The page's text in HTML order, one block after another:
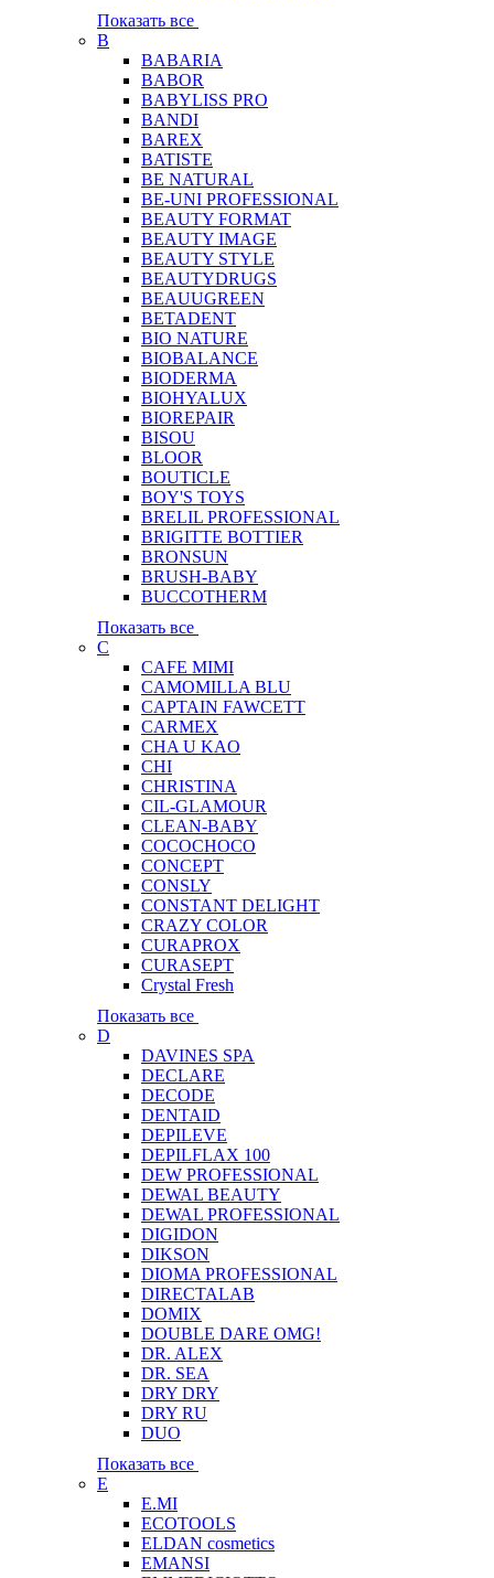
Показать все
B
BABARIA
BABOR
BABYLISS PRO
BANDI
BAREX
BATISTE
BE NATURAL
BE-UNI PROFESSIONAL
BEAUTY FORMAT
BEAUTY IMAGE
BEAUTY STYLE
BEAUTYDRUGS
BEAUUGREEN
BETADENT
BIO NATURE
BIOBALANCE
BIODERMA
BIOHYALUX
BIOREPAIR
BISOU
BLOOR
BOUTICLE
BOY'S TOYS
BRELIL PROFESSIONAL
BRIGITTE BOTTIER
BRONSUN
BRUSH-BABY
BUCCOTHERM
Показать все
C
CAFE MIMI
CAMOMILLA BLU
CAPTAIN FAWCETT
CARMEX
CHA U KAO
CHI
CHRISTINA
CIL-GLAMOUR
CLEAN-BABY
COCOCHOCO
CONCEPT
CONSLY
CONSTANT DELIGHT
CRAZY COLOR
CURAPROX
CURASEPT
Crystal Fresh
Показать все
D
DAVINES SPA
DECLARE
DECODE
DENTAID
DEPILEVE
DEPILFLAX 100
DEW PROFESSIONAL
DEWAL BEAUTY
DEWAL PROFESSIONAL
DIGIDON
DIKSON
DIOMA PROFESSIONAL
DIRECTALAB
DOMIX
DOUBLE DARE OMG!
DR. ALEX
DR. SEA
DRY DRY
DRY RU
DUO
Показать все
E
E.MI
ECOTOOLS
ELDAN cosmetics
EMANSI